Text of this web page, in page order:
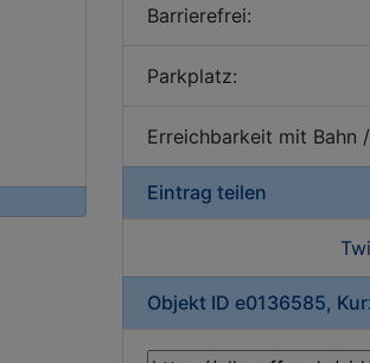
Barrierefrei:
Parkplatz:
Erreichbarkeit mit Bahn
Eintrag teilen
Objekt ID e0136585,